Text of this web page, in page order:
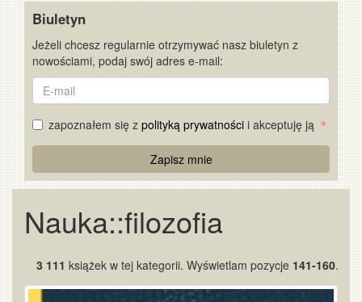
Biuletyn
Jeżeli chcesz regularnie otrzymywać nasz biuletyn z
nowościami, podaj swój adres e-mail:
E-
mail
zapoznałem się z polityką prywatności i akceptuję ją
Captcha
Zapisz mnie
Nauka::filozofia
3 111 książek w tej kategorii. Wyświetlam pozycje 141-160.